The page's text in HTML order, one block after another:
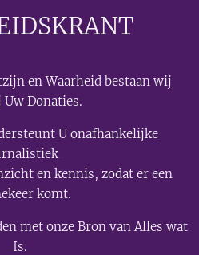
en Waarheid bestaan wij
Donaties.
U onafhankelijke
en kennis, zodat er een
komt.
met onze Bron van Alles wat
Is.